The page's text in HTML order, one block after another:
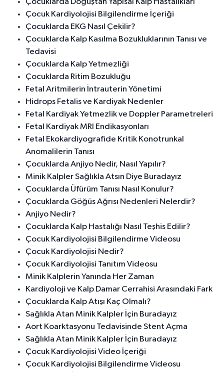
Çocuklarda Doğuştan Yapısal Kalp Hastalıkları
Çocuk Kardiyolojisi Bilgilendirme İçeriği
Çocuklarda EKG Nasıl Çekilir?
Çocuklarda Kalp Kasılma Bozukluklarının Tanısı ve
Tedavisi
Çocuklarda Kalp Yetmezliği
Çocuklarda Ritim Bozukluğu
Fetal Aritmilerin İntrauterin Yönetimi
Hidrops Fetalis ve Kardiyak Nedenler
Fetal Kardiyak Yetmezlik ve Doppler Parametreleri
Fetal Kardiyak MRI Endikasyonları
Fetal Ekokardiyografide Kritik Konotrunkal
Anomalilerin Tanısı
Çocuklarda Anjiyo Nedir, Nasıl Yapılır?
Minik Kalpler Sağlıkla Atsın Diye Buradayız
Çocuklarda Üfürüm Tanısı Nasıl Konulur?
Çocuklarda Göğüs Ağrısı Nedenleri Nelerdir?
Anjiyo Nedir?
Çocuklarda Kalp Hastalığı Nasıl Teşhis Edilir?
Çocuk Kardiyolojisi Bilgilendirme Videosu
Çocuk Kardiyolojisi Nedir?
Çocuk Kardiyolojisi Tanıtım Videosu
Minik Kalplerin Yanında Her Zaman
Kardiyoloji ve Kalp Damar Cerrahisi Arasındaki Fark
Çocuklarda Kalp Atışı Kaç Olmalı?
Sağlıkla Atan Minik Kalpler İçin Buradayız
Aort Koarktasyonu Tedavisinde Stent Açma
Sağlıkla Atan Minik Kalpler İçin Buradayız
Çocuk Kardiyolojisi Video İçeriği
Çocuk Kardiyolojisi Bilgilendirme Videosu